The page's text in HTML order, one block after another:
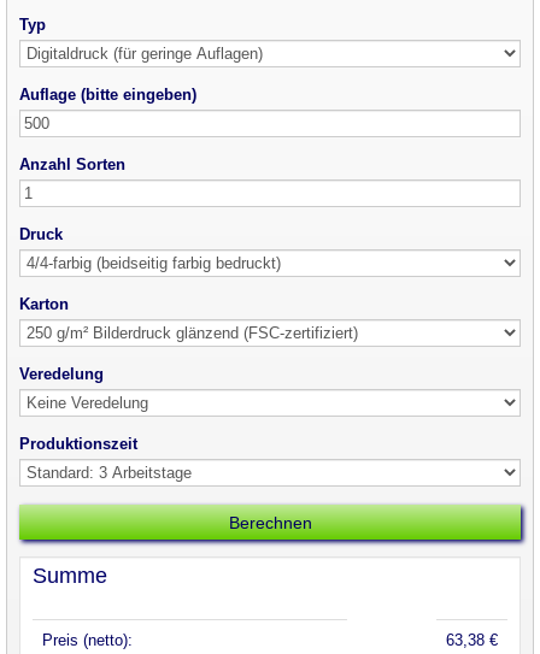
Typ
Auflage (bitte eingeben)
Anzahl Sorten
Druck
Karton
Veredelung
Produktionszeit
Summe
Preis (netto): 63,38 €